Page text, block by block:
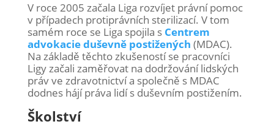
V roce 2005 začala Liga rozvíjet právní pomoc
v případech protiprávních sterilizací. V tom
samém roce se Liga spojila s Centrem
advokacie duševně postižených (MDAC).
Na základě těchto zkušeností se pracovníci
Ligy začali zaměřovat na dodržování lidských
práv ve zdravotnictví a společně s MDAC
dodnes hájí práva lidí s duševním postižením.
Školství